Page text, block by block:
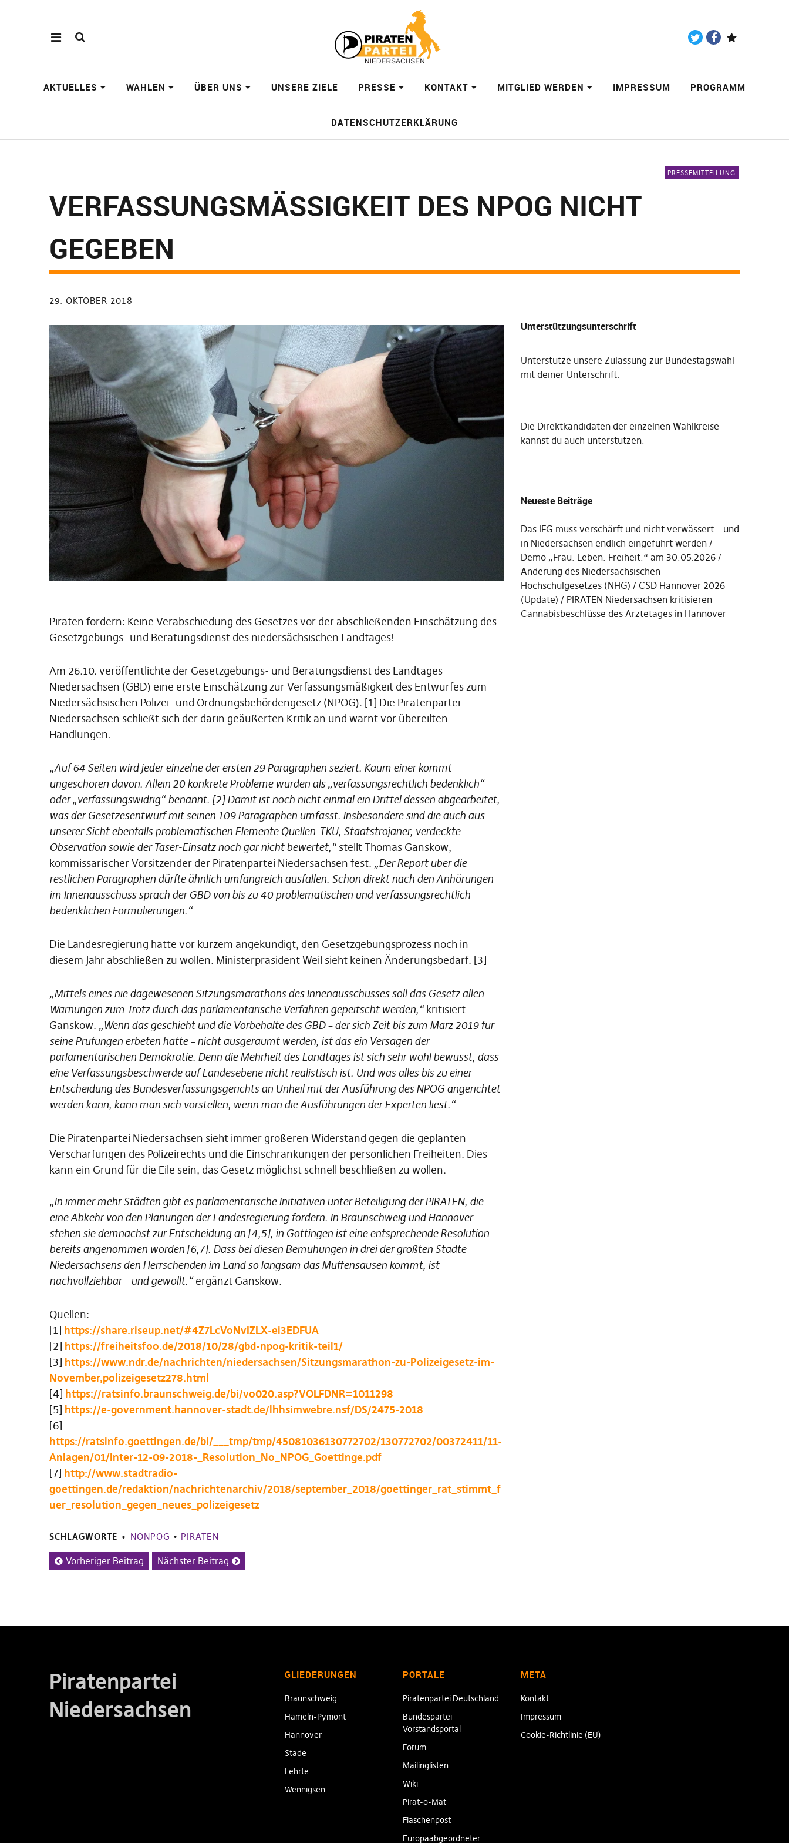
AKTUELLES WAHLEN ÜBER UNS UNSERE ZIELE PRESSE KONTAKT MITGLIED WERDEN IMPRESSUM PROGRAMM
DATENSCHUTZERKLÄRUNG
PRESSEMITTEILUNG
VERFASSUNGSMÄSSIGKEIT DES NPOG NICHT G
EGEBEN
29. OKTOBER 2018
Piraten fordern: Keine Verabschiedung des Gesetzes vor der abschließenden Einschätzung des
Gesetzgebungs- und Beratungsdienst des niedersächsischen Landtages!
Am 26.10. veröffentlichte der Gesetzgebungs- und Beratungsdienst des Landtages
Niedersachsen (GBD) eine erste Einschätzung zur Verfassungsmäßigkeit des Entwurfes zum
Niedersächsischen Polizei- und Ordnungsbehördengesetz (NPOG). [1] Die Piratenpartei
Niedersachsen schließt sich der darin geäußerten Kritik an und warnt vor übereilten
Handlungen.
„Auf 64 Seiten wird jeder einzelne der ersten 29 Paragraphen seziert. Kaum einer kommt
ungeschoren davon. Allein 20 konkrete Probleme wurden als „verfassungsrechtlich bedenklich“
oder „verfassungswidrig“ benannt. [2] Damit ist noch nicht einmal ein Drittel dessen abgearbeitet,
was der Gesetzesentwurf mit seinen 109 Paragraphen umfasst. Insbesondere sind die auch aus
unserer Sicht ebenfalls problematischen Elemente Quellen-TKÜ, Staatstrojaner, verdeckte
Observation sowie der Taser-Einsatz noch gar nicht bewertet,“stellt Thomas Ganskow,
kommissarischer Vorsitzender der Piratenpartei Niedersachsen fest. „Der Report über die
restlichen Paragraphen dürfte ähnlich umfangreich ausfallen. Schon direkt nach den Anhörungen
im Innenausschuss sprach der GBD von bis zu 40 problematischen und verfassungsrechtlich
bedenklichen Formulierungen.“
Die Landesregierung hatte vor kurzem angekündigt, den Gesetzgebungsprozess noch in
diesem Jahr abschließen zu wollen. Ministerpräsident Weil sieht keinen Änderungsbedarf. [3]
„Mittels eines nie dagewesenen Sitzungsmarathons des Innenausschusses soll das Gesetz allen
Warnungen zum Trotz durch das parlamentarische Verfahren gepeitscht werden,“kritisiert
Ganskow. „Wenn das geschieht und die Vorbehalte des GBD – der sich Zeit bis zum März 2019 für
seine Prüfungen erbeten hatte – nicht ausgeräumt werden, ist das ein Versagen der
parlamentarischen Demokratie. Denn die Mehrheit des Landtages ist sich sehr wohl bewusst, dass
eine Verfassungsbeschwerde auf Landesebene nicht realistisch ist. Und was alles bis zu einer
Entscheidung des Bundesverfassungsgerichts an Unheil mit der Ausführung des NPOG angerichtet
werden kann, kann man sich vorstellen, wenn man die Ausführungen der Experten liest.“
Die Piratenpartei Niedersachsen sieht immer größeren Widerstand gegen die geplanten
Verschärfungen des Polizeirechts und die Einschränkungen der persönlichen Freiheiten. Dies
kann ein Grund für die Eile sein, das Gesetz möglichst schnell beschließen zu wollen.
„In immer mehr Städten gibt es parlamentarische Initiativen unter Beteiligung der PIRATEN, die
eine Abkehr von den Planungen der Landesregierung fordern. In Braunschweig und Hannover
stehen sie demnächst zur Entscheidung an [4,5], in Göttingen ist eine entsprechende Resolution
bereits angenommen worden [6,7]. Dass bei diesen Bemühungen in drei der größten Städte
Niedersachsens den Herrschenden im Land so langsam das Muffensausen kommt, ist
nachvollziehbar – und gewollt.“ergänzt Ganskow.
Quellen:
[1] https://share.riseup.net/#4Z7LcVoNvIZLX-ei3EDFUA
[2] https://freiheitsfoo.de/2018/10/28/gbd-npog-kritik-teil1/
[3] https://www.ndr.de/nachrichten/niedersachsen/Sitzungsmarathon-zu-Polizeigesetz-im-
November,polizeigesetz278.html
[4] https://ratsinfo.braunschweig.de/bi/vo020.asp?VOLFDNR=1011298
[5] https://e-government.hannover-stadt.de/lhhsimwebre.nsf/DS/2475-2018
[6]
https://ratsinfo.goettingen.de/bi/___tmp/tmp/45081036130772702/130772702/00372411/11-
Anlagen/01/Inter-12-09-2018-_Resolution_No_NPOG_Goettinge.pdf
[7] http://www.stadtradio-
goettingen.de/redaktion/nachrichtenarchiv/2018/september_2018/goettinger_rat_stimmt_f
uer_resolution_gegen_neues_polizeigesetz
SCHLAGWORTE NONPOG • PIRATEN
Vorheriger Beitrag Nächster Beitrag
Unterstützungsunterschrift
Unterstütze unsere Zulassung zur Bundestagswahl
mit deiner Unterschrift.
Die Direktkandidaten der einzelnen Wahlkreise
kannst du auch unterstützen.
Neueste Beiträge
Das IFG muss verschärft und nicht verwässert – und
in Niedersachsen endlich eingeführt werden
Demo „Frau. Leben. Freiheit.“ am 30.05.2026
Änderung des Niedersächsischen
Hochschulgesetzes (NHG)
CSD Hannover 2026
(Update)
PIRATEN Niedersachsen kritisieren
Cannabisbeschlüsse des Ärztetages in Hannover
Piratenpartei
Niedersachsen
GLIEDERUNGEN
Braunschweig
Hameln-Pymont
Hannover
Stade
Lehrte
Wennigsen
PORTALE
Piratenpartei Deutschland
Bundespartei
Vorstandsportal
Forum
Mailinglisten
Wiki
Pirat-o-Mat
Flaschenpost
Europaabgeordneter
META
Kontakt
Impressum
Cookie-Richtlinie (EU)